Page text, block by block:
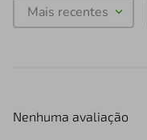
Mais recentes
Nenhuma avaliação